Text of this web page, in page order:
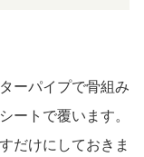
ーパイプで骨組み
ートで覆います。
だけにしておきま